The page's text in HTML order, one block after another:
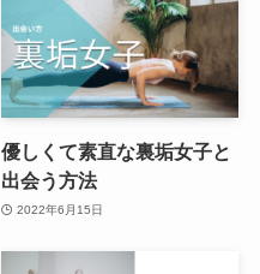
優しくて素直な裏垢女子と
出会う方法
2022年6月15日